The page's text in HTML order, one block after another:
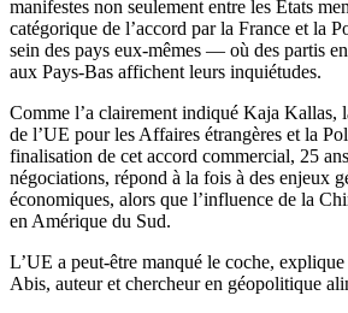
manifestes non seulement entre les États
catégorique de l’accord par la France et la
sein des pays eux-mêmes — où des partis
aux Pays-Bas affichent leurs inquiétudes.
Comme l’a clairement indiqué Kaja Kallas,
de l’UE pour les Affaires étrangères et la
finalisation de cet accord commercial, 25
négociations, répond à la fois à des enjeux
économiques, alors que l’influence de la
en Amérique du Sud.
L’UE a peut-être manqué le coche,
Abis, auteur et chercheur en géopolitique